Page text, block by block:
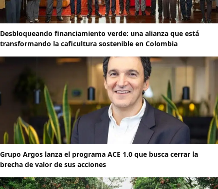
Desbloqueando financiamiento verde: una alianza que está
transformando la caficultura sostenible en Colombia
Grupo Argos lanza el programa ACE 1.0 que busca cerrar la
brecha de valor de sus acciones